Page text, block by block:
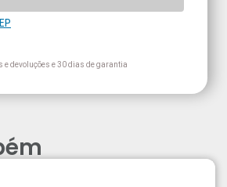
e devoluções e 30 dias de garantia